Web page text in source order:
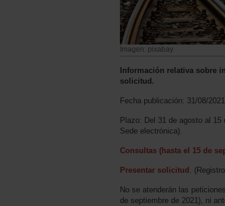
Imagen: pixabay
Información relativa sobre
solicitud.
Fecha publicación: 31/08/
Plazo: Del 31 de agosto al
Sede electrónica).
Consultas (hasta el 15 de
Presentar solicitud .
No se atenderán las
de septiembre de 2021), ni